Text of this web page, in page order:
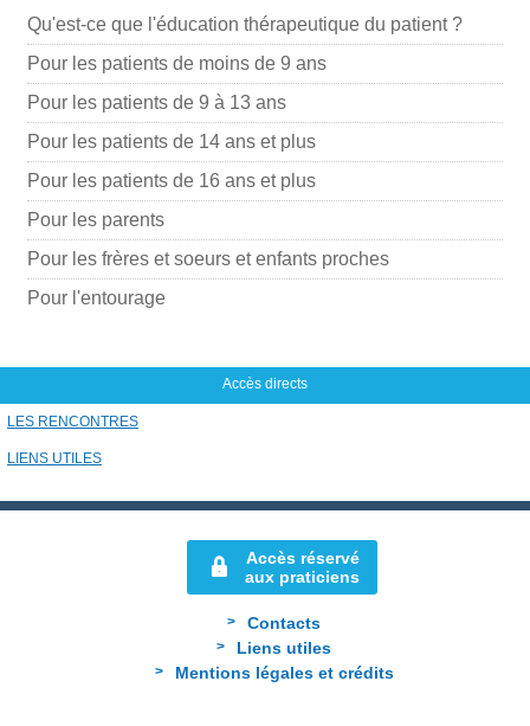
m
a
i
Qu'est-ce que l'éducation thérapeutique du patient ?
Pour les patients de moins de 9 ans
Pour les patients de 9 à 13 ans
Pour les patients de 14 ans et plus
Pour les patients de 16 ans et plus
Pour les parents
Pour les frères et soeurs et enfants proches
Pour l'entourage
Accès directs
LES RENCONTRES
LIENS UTILES
Accès réservé
aux praticiens
Contacts
Liens utiles
Mentions légales et crédits